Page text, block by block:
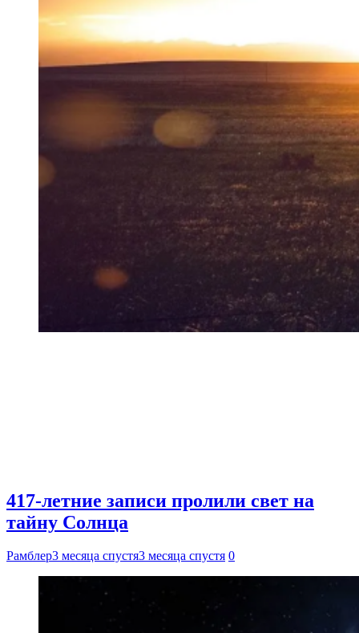
417-летние записи пролили свет на
тайну Солнца
Рамблер3 месяца спустя3 месяца спустя 0